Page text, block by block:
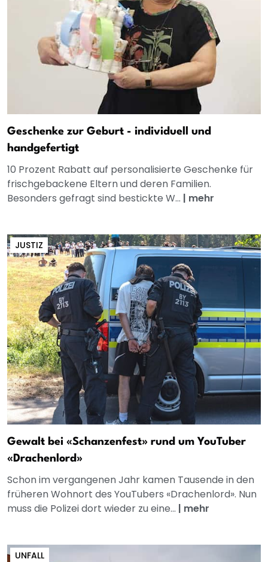
Geschenke zur Geburt - individuell und
handgefertigt
10 Prozent Rabatt auf personalisierte Geschenke für
frischgebackene Eltern und deren Familien.
Besonders gefragt sind bestickte W... | mehr
JUSTIZ
Gewalt bei «Schanzenfest» rund um YouTuber
«Drachenlord»
Schon im vergangenen Jahr kamen Tausende in den
früheren Wohnort des YouTubers «Drachenlord». Nun
muss die Polizei dort wieder zu eine... | mehr
UNFALL